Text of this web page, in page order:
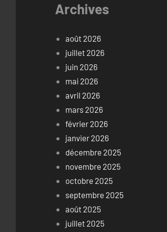
Archives
août 2026
juillet 2026
juin 2026
mai 2026
avril 2026
mars 2026
février 2026
janvier 2026
décembre 2025
novembre 2025
octobre 2025
septembre 2025
août 2025
juillet 2025